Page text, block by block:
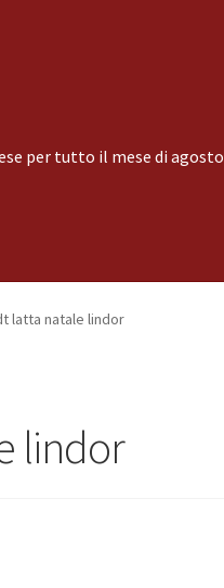
per tutto il mese di agosto
Consegna a Domicilio
latta natale lindor
lindor